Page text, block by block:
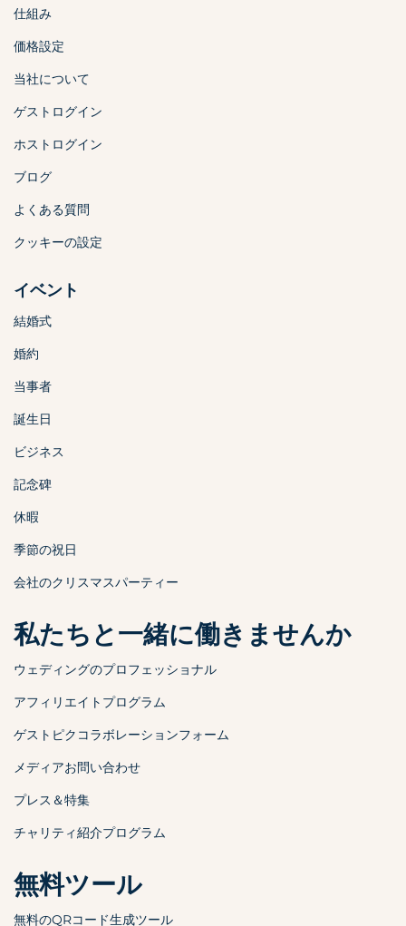
仕組み
価格設定
当社について
ゲストログイン
ホストログイン
ブログ
よくある質問
クッキーの設定
イベント
結婚式
婚約
当事者
誕生日
ビジネス
記念碑
休暇
季節の祝日
会社のクリスマスパーティー
私たちと一緒に働きませんか
ウェディングのプロフェッショナル
アフィリエイトプログラム
ゲストピクコラボレーションフォーム
メディアお問い合わせ
プレス＆特集
チャリティ紹介プログラム
無料ツール
無料のQRコード生成ツール